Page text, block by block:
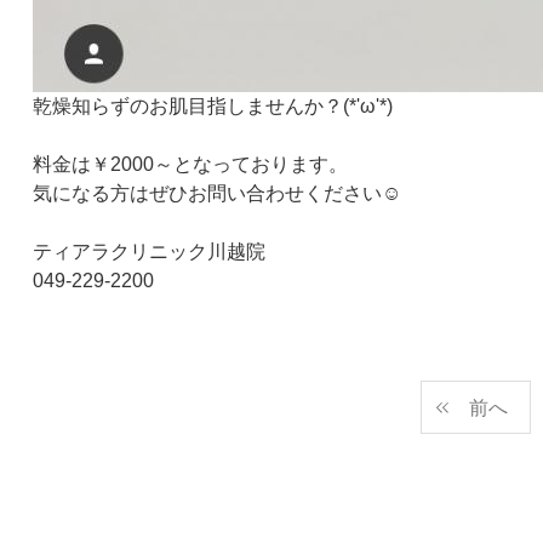
乾燥知らずのお肌目指しませんか？(*'ω'*)
料金は￥2000～となっております。
気になる方はぜひお問い合わせください☺
ティアラクリニック川越院
049-229-2200
前へ